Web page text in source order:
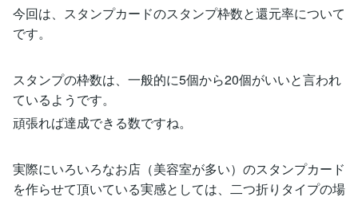
今回は、スタンプカードのスタンプ枠数と還元率について
です。
スタンプの枠数は、一般的に5個から20個がいいと言われ
ているようです。
頑張れば達成できる数ですね。
実際にいろいろなお店（美容室が多い）のスタンプカード
を作らせて頂いている実感としては、二つ折りタイプの場